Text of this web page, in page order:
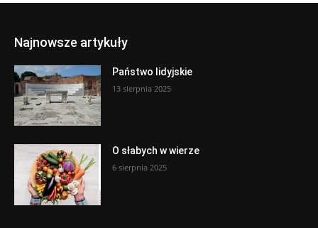
Najnowsze artykuły
Państwo lidyjskie
13 sierpnia 2025
O słabych w wierze
6 sierpnia 2025